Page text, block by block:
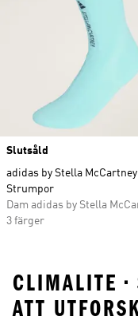
Slutsåld
adidas by Stella McCartney
Strumpor
Dam adidas by Stella
3 färger
CLIMALITE •
ATT